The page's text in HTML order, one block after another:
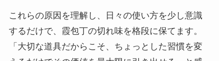
これらの原因を理解し、日々の使い方を少し意識
するだけで、霞包丁の切れ味を格段に保てます。
「大切な道具だからこそ、ちょっとした習慣を変